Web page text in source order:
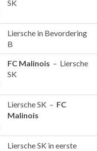
SK
Liersche in Bevordering
B
FC Malinois – Liersche
SK
Liersche SK – FC
Malinois
Liersche SK in eerste